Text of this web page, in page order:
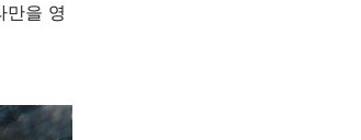
만을 영